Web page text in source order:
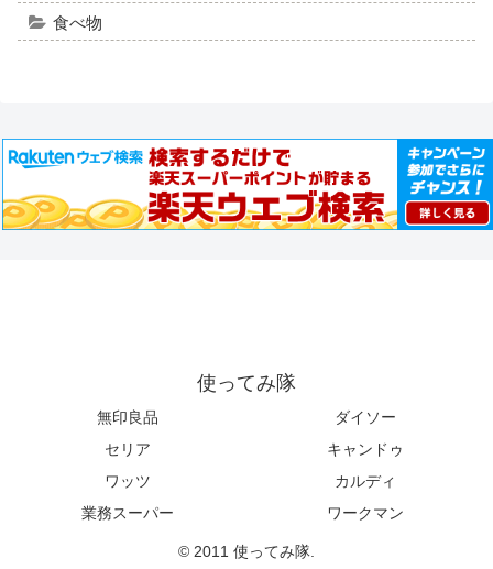
食べ物
使ってみ隊
無印良品
ダイソー
セリア
キャンドゥ
ワッツ
カルディ
業務スーパー
ワークマン
© 2011 使ってみ隊.